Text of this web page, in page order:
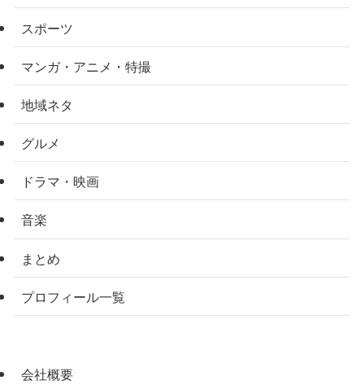
スポーツ
マンガ・アニメ・特撮
地域ネタ
グルメ
ドラマ・映画
音楽
まとめ
プロフィール一覧
会社概要